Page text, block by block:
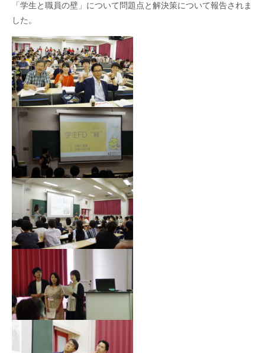
「学生と職員の壁」について問題点と解決策について報告されま
した。